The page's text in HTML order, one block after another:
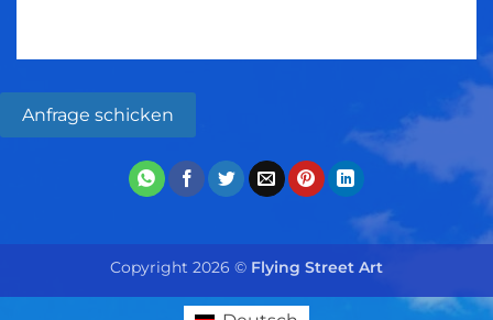
Anfrage schicken
Copyright 2026 © Flying Street Art